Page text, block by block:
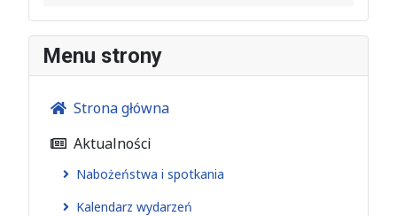
Menu strony
Strona główna
Aktualności
Nabożeństwa i spotkania
Kalendarz wydarzeń